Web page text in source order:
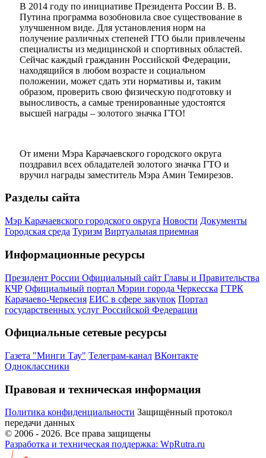
В 2014 году по инициативе Президента России В. В.
Путина программа возобновила свое существование в
улучшенном виде. Для установления норм на
получение различных степеней ГТО были привлечены
специалисты из медицинской и спортивных областей.
Сейчас каждый гражданин Российской Федерации,
находящийся в любом возрасте и социальном
положении, может сдать эти нормативы и, таким
образом, проверить свою физическую подготовку и
выносливость, а самые тренированные удостоятся
высшей награды – золотого значка ГТО!
От имени Мэра Карачаевского городского округа
поздравил всех обладателей золотого значка ГТО и
вручил награды заместитель Мэра Амин Темирезов.
Разделы сайта
Мэр Карачаевского городского округа Новости Документы
Городская среда Туризм Виртуальная приемная
Информационные ресурсы
Президент России Официальный сайт Главы и Правительства
КЧР Официальный портал Мэрии города Черкесска ГТРК
Карачаево-Черкесия ЕИС в сфере закупок Портал
государственных услуг Российской Федерации
Официальные сетевые ресурсы
Газета "Минги Тау" Телеграм-канал ВКонтакте
Одноклассники
Правовая и техническая информация
Политика конфиденциальности Защищённый протокол
передачи данных
© 2006 - 2026. Все права защищены
Разработка и техническая поддержка: WpRutra.ru